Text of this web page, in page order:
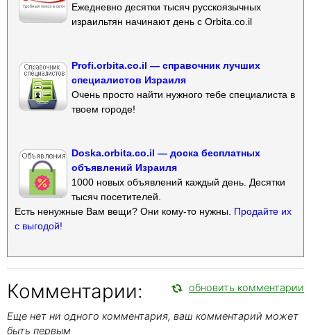
Ежедневно десятки тысяч русскоязычных
израильтян начинают день с Orbita.co.il
Profi.orbita.co.il — справочник лучших
специалистов Израиля
Очень просто найти нужного тебе специалиста в
твоем городе!
Doska.orbita.co.il — доска бесплатных
объявлений Израиля
1000 новых объявлений каждый день. Десятки
тысяч посетителей.
Есть ненужные Вам вещи? Они кому-то нужны. Продайте их
с выгодой!
Комментарии: обновить комментарии
Еще нет ни одного комментария, ваш комментарий может
быть первым